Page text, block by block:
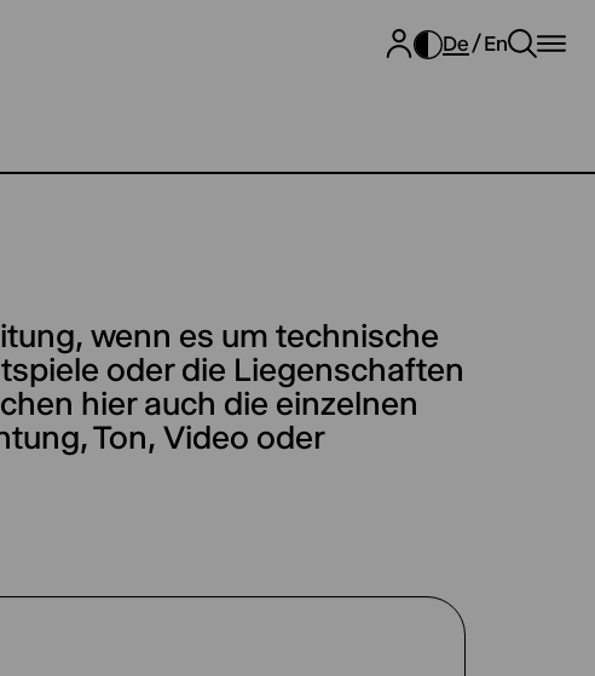
De En
wenn es um technische
oder die Liegenschaften
hier auch die einzelnen
Ton, Video oder